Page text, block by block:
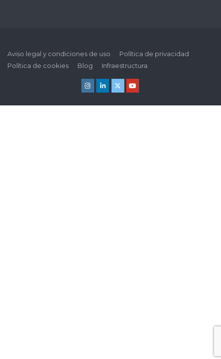
Aviso legal y condiciones de uso
Política de privacidad
Política de cookies
Blog Infraestructura